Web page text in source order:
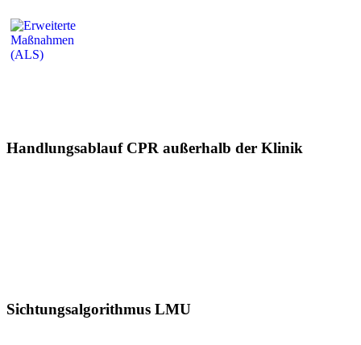
Handlungsablauf CPR außerhalb der Klinik
Sichtungsalgorithmus LMU